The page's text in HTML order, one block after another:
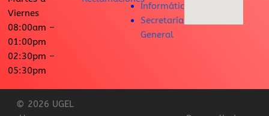
Viernes
08:00am –
01:00pm
02:30pm –
05:30pm
Informática
Secretaría
General
© 2026 UGEL